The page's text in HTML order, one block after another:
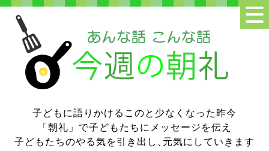
子どもに語りかけるこのと少なくなった昨今
「朝礼」で子どもたちにメッセージを伝え
子どもたちのやる気を引き出し
元気にしていきます